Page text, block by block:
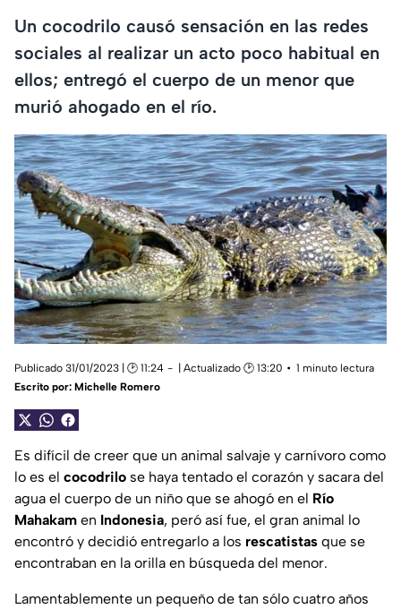
Un cocodrilo causó sensación en las redes
sociales al realizar un acto poco habitual en
ellos; entregó el cuerpo de un menor que
murió ahogado en el río.
Publicado 31/01/2023 | 🕑 11:24 | Actualizado 🕑 13:20
1 minuto lectura
Escrito por: Michelle Romero
Es difícil de creer que un animal salvaje y carnívoro como
lo es el cocodrilo se haya tentado el corazón y sacara del
agua el cuerpo de un niño que se ahogó en el Río
Mahakam en Indonesia, peró así fue, el gran animal lo
encontró y decidió entregarlo a los rescatistas que se
encontraban en la orilla en búsqueda del menor.
Lamentablemente un pequeño de tan sólo cuatro años